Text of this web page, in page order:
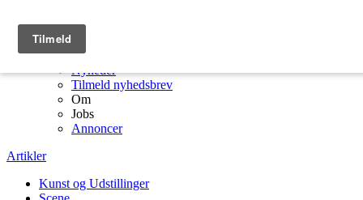
Artikler
Nyheder
Tilmeld nyhedsbrev
Om
Jobs
Annoncer
Artikler
Kunst og Udstillinger